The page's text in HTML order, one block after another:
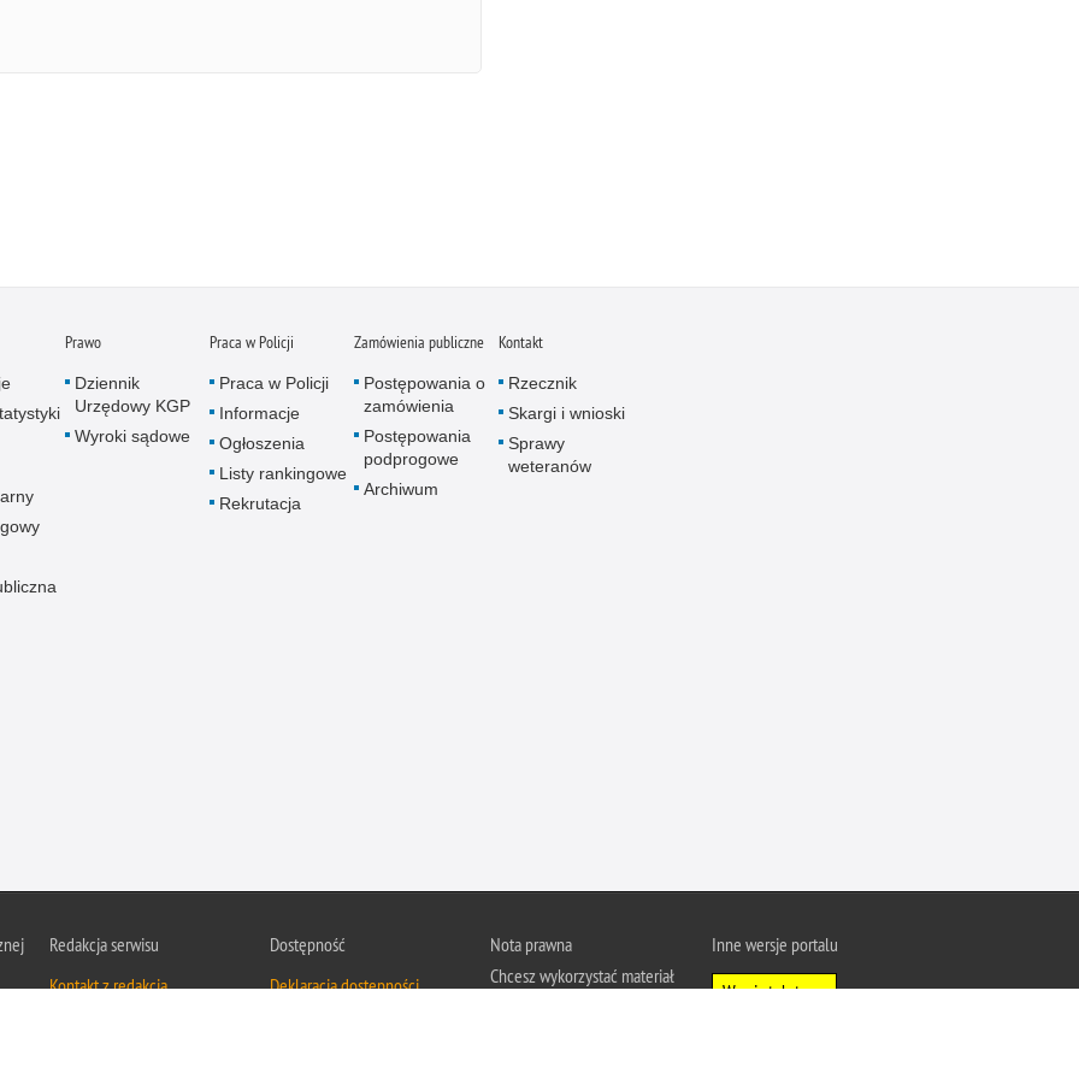
Prawo
Dziennik
Urzędowy KGP
Wyroki sądowe
Praca w Policji
Praca w Policji
Informacje
Ogłoszenia
Listy rankingowe
Rekrutacja
Zamówienia publiczne
Postępowania o
zamówienia
Postępowania
podprogowe
Archiwum
Kontakt
Rzecznik
Skargi i wnioski
Sprawy
weteranów
Redakcja serwisu
Kontakt z redakcją
Dostępność
Deklaracja dostępności
Nota prawna
Chcesz wykorzystać materiał
Inne wersje portalu
Wersja tekstowa